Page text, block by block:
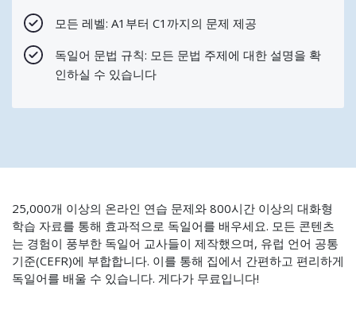
모든 레벨: A1부터 C1까지의 문제 제공
독일어 문법 규칙: 모든 문법 주제에 대한 설명을 확
인하실 수 있습니다
25,000개 이상의 온라인 연습 문제와 800시간 이상의 대화형
학습 자료를 통해 효과적으로 독일어를 배우세요. 모든 콘텐츠
는 경험이 풍부한 독일어 교사들이 제작했으며, 유럽 언어 공통
기준(CEFR)에 부합합니다. 이를 통해 집에서 간편하고 편리하게
독일어를 배울 수 있습니다. 게다가 무료입니다!